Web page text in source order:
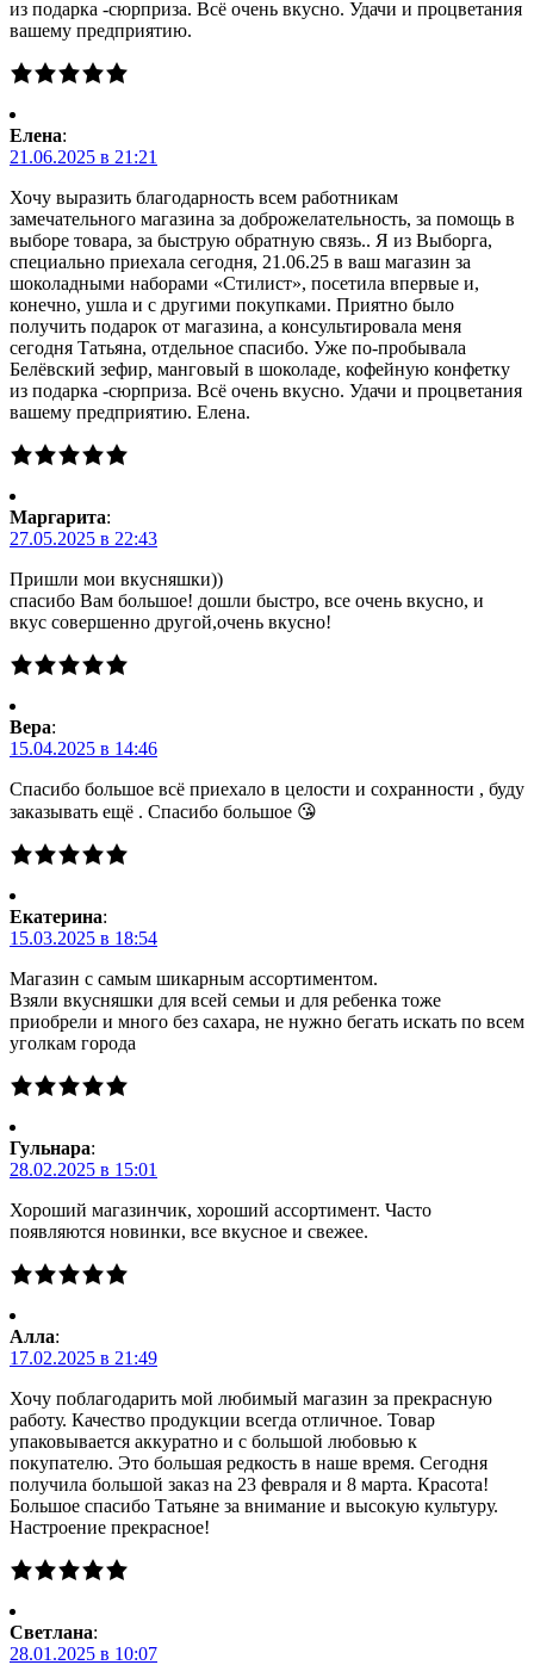
из подарка -сюрприза. Всё очень вкусно. Удачи и процветания
вашему предприятию.
Елена:
21.06.2025 в 21:21
Хочу выразить благодарность всем работникам
замечательного магазина за доброжелательность, за помощь в
выборе товара, за быструю обратную связь.. Я из Выборга,
специально приехала сегодня, 21.06.25 в ваш магазин за
шоколадными наборами «Стилист», посетила впервые и,
конечно, ушла и с другими покупками. Приятно было
получить подарок от магазина, а консультировала меня
сегодня Татьяна, отдельное спасибо. Уже по-пробывала
Белёвский зефир, манговый в шоколаде, кофейную конфетку
из подарка -сюрприза. Всё очень вкусно. Удачи и процветания
вашему предприятию. Елена.
Маргарита:
27.05.2025 в 22:43
Пришли мои вкусняшки))
спасибо Вам большое! дошли быстро, все очень вкусно, и
вкус совершенно другой,очень вкусно!
Вера:
15.04.2025 в 14:46
Спасибо большое всё приехало в целости и сохранности , буду
заказывать ещё . Спасибо большое 😘
Екатерина:
15.03.2025 в 18:54
Магазин с самым шикарным ассортиментом.
Взяли вкусняшки для всей семьи и для ребенка тоже
приобрели и много без сахара, не нужно бегать искать по всем
уголкам города
Гульнара:
28.02.2025 в 15:01
Хороший магазинчик, хороший ассортимент. Часто
появляются новинки, все вкусное и свежее.
Алла:
17.02.2025 в 21:49
Хочу поблагодарить мой любимый магазин за прекрасную
работу. Качество продукции всегда отличное. Товар
упаковывается аккуратно и с большой любовью к
покупателю. Это большая редкость в наше время. Сегодня
получила большой заказ на 23 февраля и 8 марта. Красота!
Большое спасибо Татьяне за внимание и высокую культуру.
Настроение прекрасное!
Светлана:
28.01.2025 в 10:07